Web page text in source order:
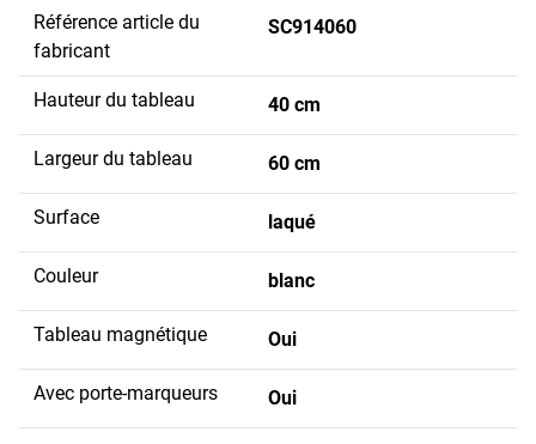
Référence article du
fabricant
SC914060
Hauteur du tableau 40 cm
Largeur du tableau 60 cm
Surface laqué
Couleur blanc
Tableau magnétique Oui
Avec porte-marqueurs Oui